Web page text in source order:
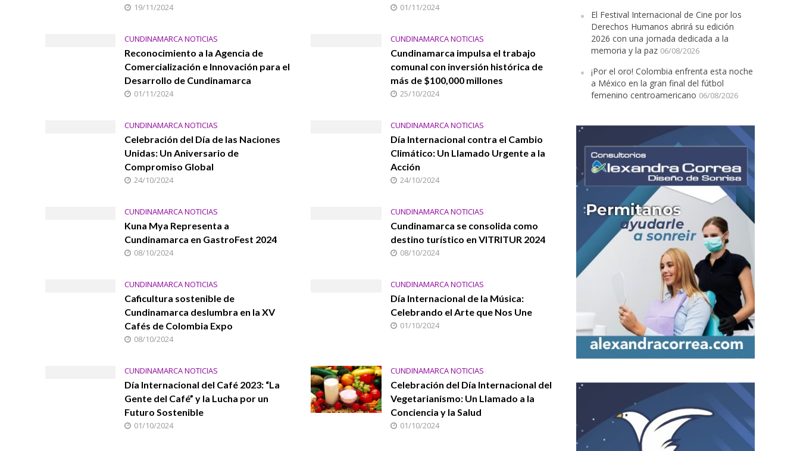
19/11/2024 01/11/2024
CUNDINAMARCA NOTICIAS
Reconocimiento a la Agencia de
Comercialización e Innovación para el
Desarrollo de Cundinamarca
01/11/2024
CUNDINAMARCA NOTICIAS
Cundinamarca impulsa el trabajo
comunal con inversión histórica de
más de $100,000 millones
25/10/2024
CUNDINAMARCA NOTICIAS
Celebración del Día de las Naciones
Unidas: Un Aniversario de
Compromiso Global
24/10/2024
CUNDINAMARCA NOTICIAS
Día Internacional contra el Cambio
Climático: Un Llamado Urgente a la
Acción
24/10/2024
CUNDINAMARCA NOTICIAS
Kuna Mya Representa a
Cundinamarca en GastroFest 2024
08/10/2024
CUNDINAMARCA NOTICIAS
Cundinamarca se consolida como
destino turístico en VITRITUR 2024
08/10/2024
CUNDINAMARCA NOTICIAS
Caficultura sostenible de
Cundinamarca deslumbra en la XV
Cafés de Colombia Expo
08/10/2024
CUNDINAMARCA NOTICIAS
Día Internacional de la Música:
Celebrando el Arte que Nos Une
01/10/2024
CUNDINAMARCA NOTICIAS
Día Internacional del Café 2023: “La
Gente del Café” y la Lucha por un
Futuro Sostenible
01/10/2024
CUNDINAMARCA NOTICIAS
Celebración del Día Internacional del
Vegetarianismo: Un Llamado a la
Conciencia y la Salud
01/10/2024
El Festival Internacional de Cine por los
Derechos Humanos abrirá su edición
2026 con una jornada dedicada a la
memoria y la paz 06/08/2026
¡Por el oro! Colombia enfrenta esta noche
a México en la gran final del fútbol
femenino centroamericano 06/08/2026